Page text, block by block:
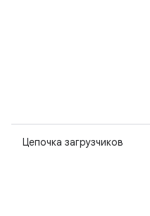
Цепочка загрузчиков